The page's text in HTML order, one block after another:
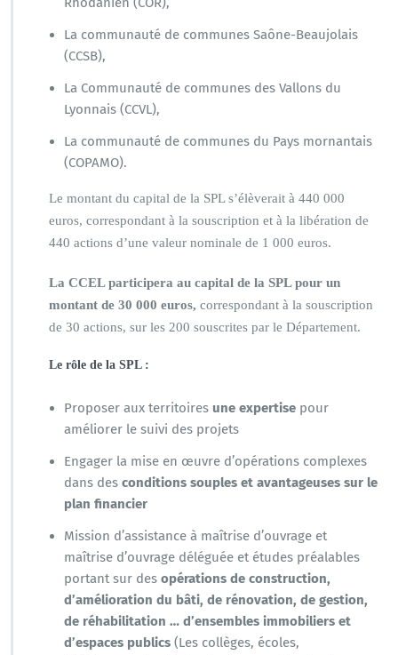
La communauté de communes Saône-Beaujolais
(CCSB),
La Communauté de communes des Vallons du
Lyonnais (CCVL),
La communauté de communes du Pays mornantais
(COPAMO).
Le montant du capital de la SPL s’élèverait à 440 000
euros, correspondant à la souscription et à la libération de
440 actions d’une valeur nominale de 1 000 euros.
La CCEL participera au capital de la SPL pour un
montant de 30 000 euros, correspondant à la souscription
de 30 actions, sur les 200 souscrites par le Département.
Le rôle de la SPL :
Proposer aux territoires une expertise pour
améliorer le suivi des projets
Engager la mise en œuvre d’opérations complexes
dans des conditions souples et avantageuses sur le
plan financier
Mission d’assistance à maîtrise d’ouvrage et
maîtrise d’ouvrage déléguée et études préalables
portant sur des opérations de construction,
d’amélioration du bâti, de rénovation, de gestion,
de réhabilitation … d’ensembles immobiliers et
d’espaces publics (Les collèges, écoles,